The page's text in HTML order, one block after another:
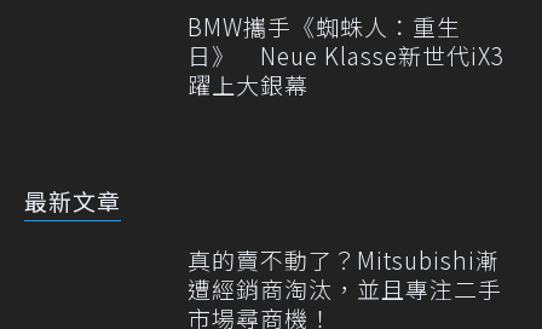
BMW攜手《蜘蛛人：重生
日》 Neue Klasse新世代iX3
躍上大銀幕
最新文章
真的賣不動了？Mitsubishi漸
遭經銷商淘汰，並且專注二手
市場尋商機！